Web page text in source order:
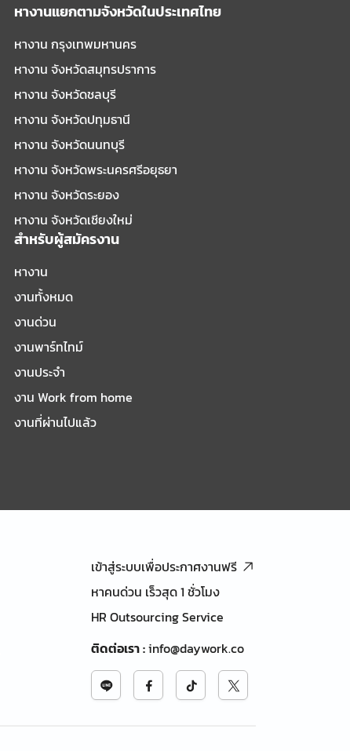
หางานแยกตามจังหวัดในประเทศไทย
หางาน กรุงเทพมหานคร
หางาน จังหวัดสมุทรปราการ
หางาน จังหวัดชลบุรี
หางาน จังหวัดปทุมธานี
หางาน จังหวัดนนทบุรี
หางาน จังหวัดพระนครศรีอยุธยา
หางาน จังหวัดระยอง
หางาน จังหวัดเชียงใหม่
สำหรับผู้สมัครงาน
หางาน
งานทั้งหมด
งานด่วน
งานพาร์ทไทม์
งานประจำ
งาน Work from home
งานที่ผ่านไปแล้ว
เข้าสู่ระบบเพื่อประกาศงานฟรี
หาคนด่วน เร็วสุด 1 ชั่วโมง
HR Outsourcing Service
ติดต่อเรา:info@daywork.co